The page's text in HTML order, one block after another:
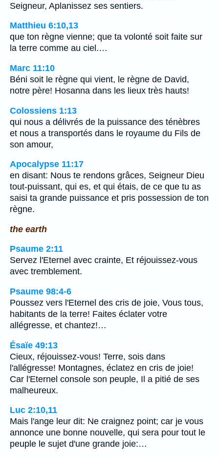
Seigneur, Aplanissez ses sentiers.
Matthieu 6:10,13
que ton règne vienne; que ta volonté soit faite sur
la terre comme au ciel.…
Marc 11:10
Béni soit le règne qui vient, le règne de David,
notre père! Hosanna dans les lieux très hauts!
Colossiens 1:13
qui nous a délivrés de la puissance des ténèbres
et nous a transportés dans le royaume du Fils de
son amour,
Apocalypse 11:17
en disant: Nous te rendons grâces, Seigneur Dieu
tout-puissant, qui es, et qui étais, de ce que tu as
saisi ta grande puissance et pris possession de ton
règne.
the earth
Psaume 2:11
Servez l'Eternel avec crainte, Et réjouissez-vous
avec tremblement.
Psaume 98:4-6
Poussez vers l'Eternel des cris de joie, Vous tous,
habitants de la terre! Faites éclater votre
allégresse, et chantez!…
Ésaïe 49:13
Cieux, réjouissez-vous! Terre, sois dans
l'allégresse! Montagnes, éclatez en cris de joie!
Car l'Eternel console son peuple, Il a pitié de ses
malheureux.
Luc 2:10,11
Mais l'ange leur dit: Ne craignez point; car je vous
annonce une bonne nouvelle, qui sera pour tout le
peuple le sujet d'une grande joie:…